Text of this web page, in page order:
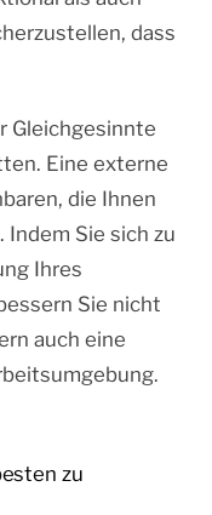
dass
Gleichgesinnte
Eine externe
die Ihnen
Sie sich zu
Ihres
Sie nicht
auch eine
zu